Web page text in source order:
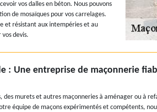
vos dalles en béton. Nous pouvons
de mosaïques pour vos carrelages.
et résistant aux intempéries et au
devis.
: Une entreprise de maçonnerie
des murets et autres maçonneries à aménager ou à
équipe de maçons expérimentés et compétents,